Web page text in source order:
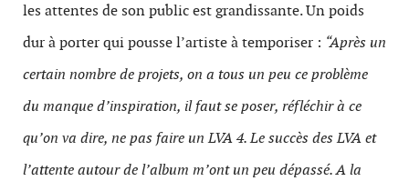
les attentes de son public est grandissante. Un poids
dur à porter qui pousse l’artiste à temporiser : “Après un
certain nombre de projets, on a tous un peu ce problème
du manque d’inspiration, il faut se poser, réfléchir à ce
qu’on va dire, ne pas faire un LVA 4. Le succès des LVA et
l’attente autour de l’album m’ont un peu dépassé. A la